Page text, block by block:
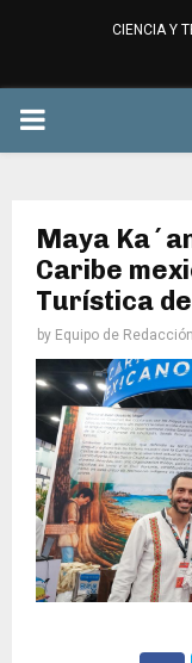
CIENCIA Y
PRIMARY
Maya
Caribe
Turística
by Equipo de Redacción